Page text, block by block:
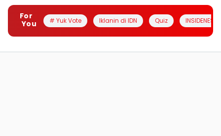
For
You
# Yuk Vote Iklanin di IDN Quiz INSIDENESIA